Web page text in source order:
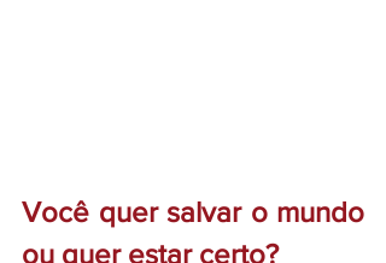
Você quer salvar o mundo
ou quer estar certo?